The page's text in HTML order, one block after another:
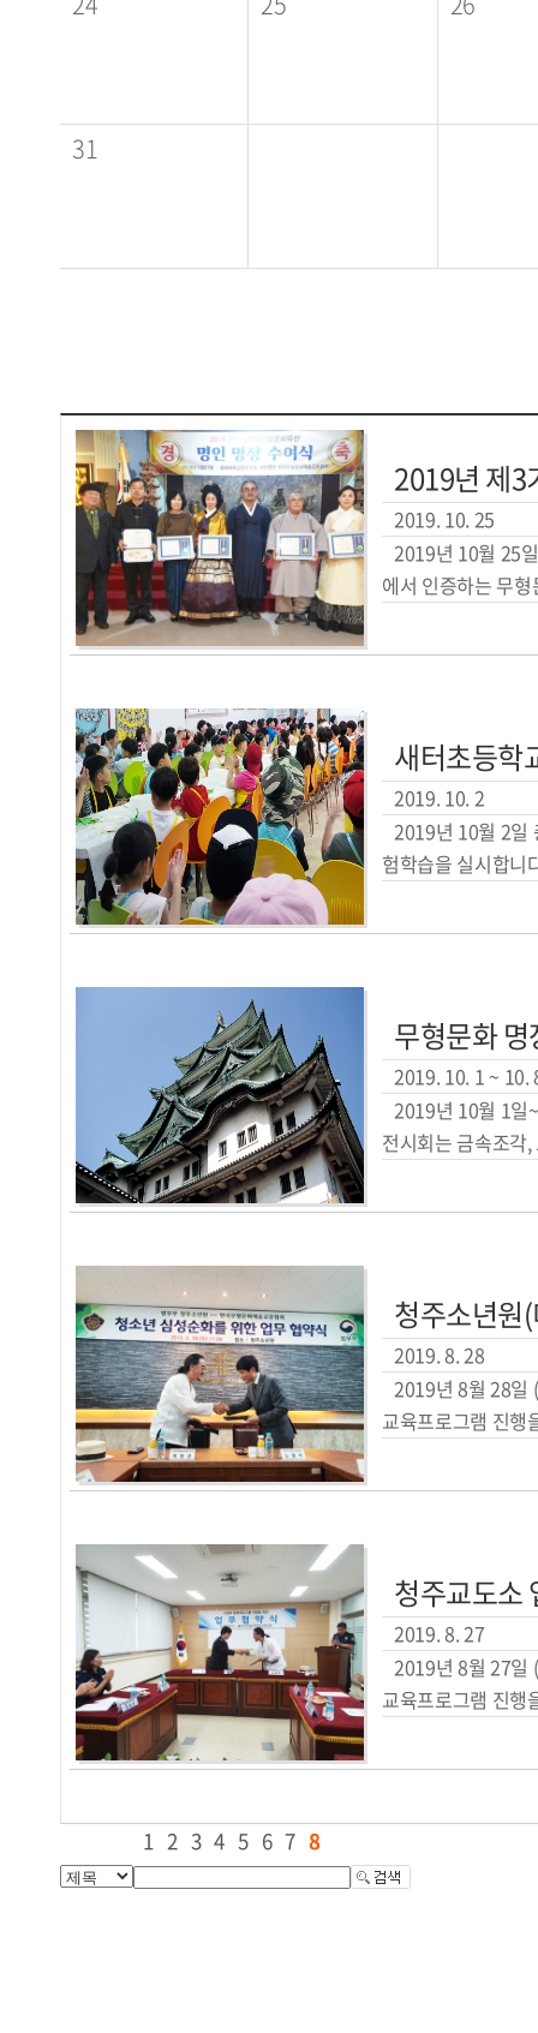
31
2019년 제3
2019. 10. 25
2019년 10월 25
에서 인증하는 무
새터초등학
2019. 10. 2
2019년 10월 2일
험학습을 실시합니
무형문화
2019. 10. 1 ~ 10.
2019년 10월 1일
전시회는 금속조각
청주소년원
2019. 8. 28
2019년 8월 28일
교육프로그램 진행
청주교도소
2019. 8. 27
2019년 8월 27일
교육프로그램 진행
1 2 3 4 5 6 7 8